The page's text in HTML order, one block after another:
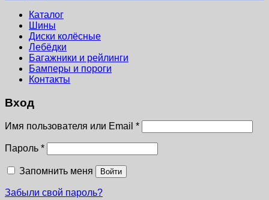
Каталог
Шины
Диски колёсные
Лебёдки
Багажники и рейлинги
Бамперы и пороги
Контакты
Вход
Имя пользователя или Email *
Пароль *
Запомнить меня Войти
Забыли свой пароль?